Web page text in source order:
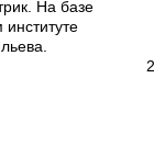
На базе